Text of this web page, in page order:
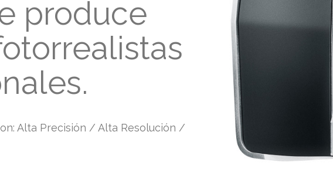
produce
Alta Precisión / Alta Resolución /